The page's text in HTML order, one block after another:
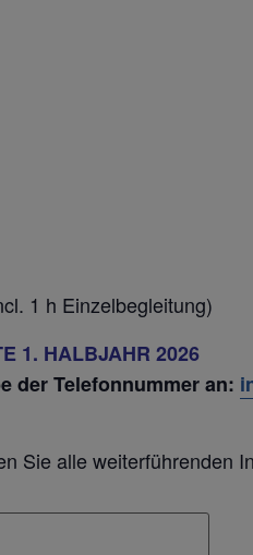
1 h Einzelbegleitung)
1. HALBJAHR 2026
der Telefonnummer an:
Sie alle weiterführenden